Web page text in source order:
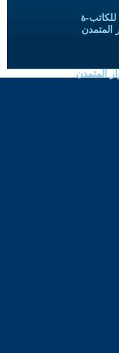
ة
المتمدن
المتمدن